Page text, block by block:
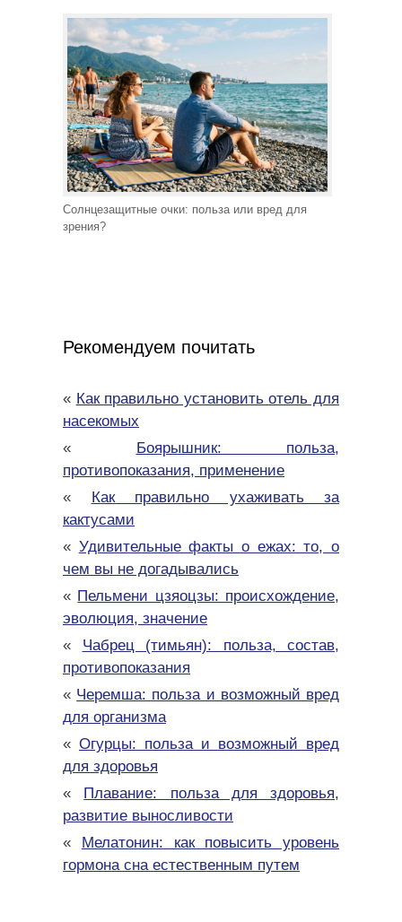
Солнцезащитные очки: польза или вред для
зрения?
Рекомендуем почитать
« Как правильно установить отель для
насекомых
« Боярышник: польза,
противопоказания, применение
« Как правильно ухаживать за
кактусами
« Удивительные факты о ежах: то, о
чем вы не догадывались
« Пельмени цзяоцзы: происхождение,
эволюция, значение
« Чабрец (тимьян): польза, состав,
противопоказания
« Черемша: польза и возможный вред
для организма
« Огурцы: польза и возможный вред
для здоровья
« Плавание: польза для здоровья,
развитие выносливости
« Мелатонин: как повысить уровень
гормона сна естественным путем